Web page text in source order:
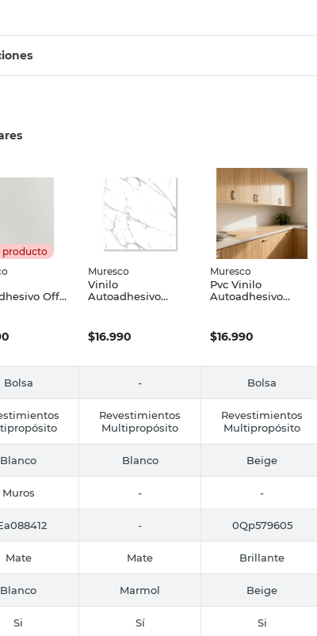
producto
Off
Muresco
Vinilo
Autoadhesivo
Calacata Muresco
$16.990
Muresco
Pvc Vinilo
Autoadhesivo
$16.990
Bolsa - Bolsa
Revestimientos
Multipropósito
Revestimientos
Multipropósito
Blanco Blanco Beige
Muros - -
- 0Qp579605
Mate Mate Brillante
Blanco Marmol Beige
Si Sí Si